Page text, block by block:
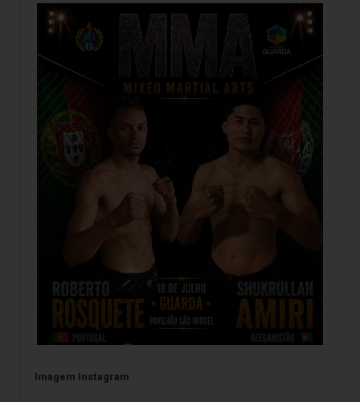
Imagem Instagram